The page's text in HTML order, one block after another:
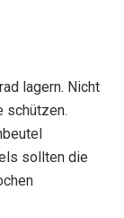
lagern. Nicht
schützen.
sollten die